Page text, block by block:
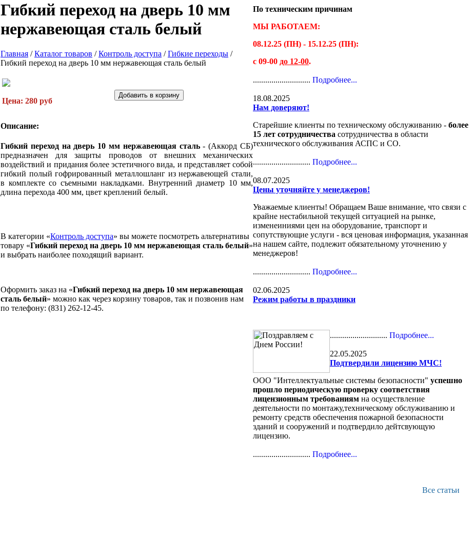
Гибкий переход на дверь 10 мм
нержавеющая сталь белый
Главная /Каталог товаров /Контроль доступа /Гибкие переходы /
Гибкий переход на дверь 10 мм нержавеющая сталь белый
Цена: 280 руб
Описание:
Гибкий переход на дверь 10 мм нержавеющая сталь- (Аккорд СБ)
предназначен для защиты проводов от внешних механических
воздействий и придания более эстетичного вида, и представляет собой
гибкий полый гофрированный металлошланг из нержавеющей стали,
в комплекте со съемными накладками. Внутренний диаметр 10 мм,
длина перехода 400 мм, цвет креплений белый.
В категории «Контроль доступа» вы можете посмотреть альтернативы
товару «Гибкий переход на дверь 10 мм нержавеющая сталь белый»
и выбрать наиболее походящий вариант.
Оформить заказ на «Гибкий переход на дверь 10 мм нержавеющая
сталь белый» можно как через корзину товаров, так и позвонив нам
по телефону: (831) 262-12-45.
По техническим причинам
МЫ РАБОТАЕМ:
08.12.25 (ПН) - 15.12.25 (ПН):
с 09-00 до 12-00.
............................ Подробнее...
18.08.2025
Нам доверяют!
Старейшие клиенты по техническому обслуживанию - более
15 лет сотрудничества сотрудничества в области
технического обслуживания АСПС и СО.
............................ Подробнее...
08.07.2025
Цены уточняйте у менеджеров!
Уважаемые клиенты! Обращаем Ваше внимание, что связи с
крайне нестабильной текущей ситуацией на рынке,
изменеиниями цен на оборудование, транспорт и
сопутствующие услуги - вся ценовая информация, указанная
на нашем сайте, подлежит обязательному уточнению у
менеджеров!
............................ Подробнее...
02.06.2025
Режим работы в праздники
............................ Подробнее...
22.05.2025
Подтвердили лицензию МЧС!
ООО "Интеллектуальные системы безопасности" успешно
прошло периодическую проверку соответствия
лицензионным требованиям на осуществление
деятельности по монтажу,техническому обслуживанию и
ремонту средств обеспечения пожарной безопасности
зданий и сооружений и подтвердило дейтсвующую
лицензию.
............................ Подробнее...
Все статьи